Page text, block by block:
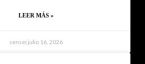
LEER MÁS »
sensei julio 16, 2026